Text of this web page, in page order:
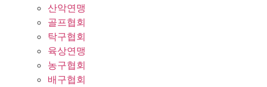
산악연맹
골프협회
탁구협회
육상연맹
농구협회
배구협회